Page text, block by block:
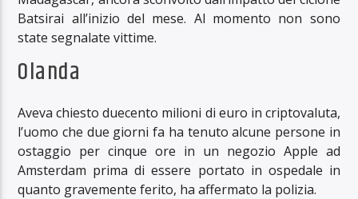
Batsirai all’inizio del mese. Al momento non sono
state segnalate vittime.
Olanda
Aveva chiesto duecento milioni di euro in criptovaluta,
l’uomo che due giorni fa ha tenuto alcune persone in
ostaggio per cinque ore in un negozio Apple ad
Amsterdam prima di essere portato in ospedale in
quanto gravemente ferito, ha affermato la polizia.